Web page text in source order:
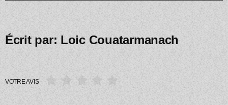
Écrit par: Loic Couatarmanach
VOTRE AVIS